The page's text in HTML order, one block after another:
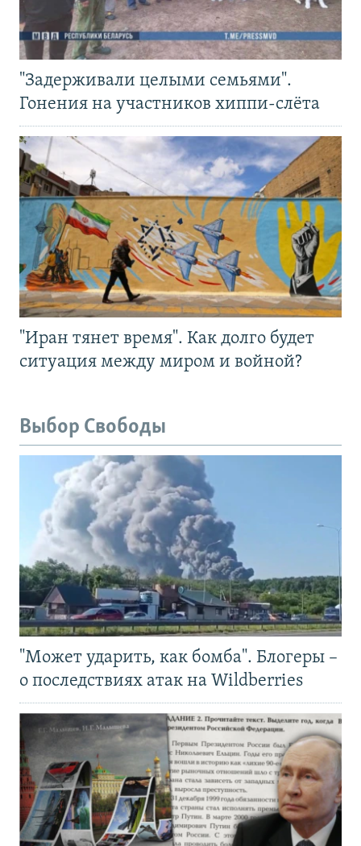
"Задерживали целыми семьями".
Гонения на участников хиппи-слёта
"Иран тянет время". Как долго будет
ситуация между миром и войной?
Выбор Свободы
"Может ударить, как бомба". Блогеры –
о последствиях атак на Wildberries